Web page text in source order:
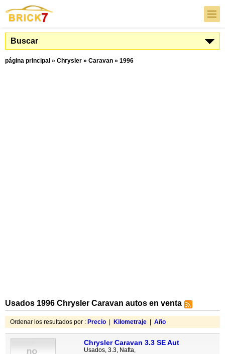
Buscar
página principal » Chrysler » Caravan » 1996
Usados 1996 Chrysler Caravan autos en venta
Ordenar los resultados por : Precio Kilometraje Año
Chrysler Caravan 3.3 SE Aut
Usados, 3.3, Nafta,